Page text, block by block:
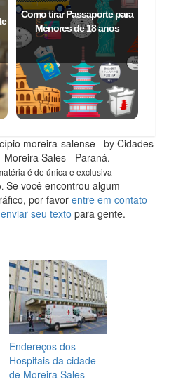
Como tirar Passaporte para
Menores de 18 anos
moreira-salense by Cidades
Moreira Sales - Paraná.
é de única e exclusiva
Se você encontrou algum
por favor entre em contato
seu texto para gente.
Endereços dos
Hospitais da cidade
de Moreira Sales